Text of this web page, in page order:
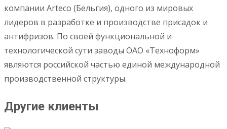
компании Arteco (Бельгия), одного из мировых
лидеров в разработке и производстве присадок и
антифризов. По своей функциональной и
технологической сути заводы ОАО «Техноформ»
являются российской частью единой международной
производственной структуры.
Другие клиенты